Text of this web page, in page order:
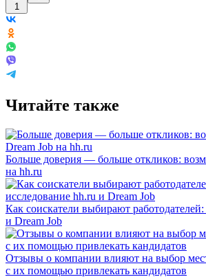
1
Читайте также
Больше доверия — больше откликов:
на hh.ru
Как соискатели выбирают
и Dream Job
Отзывы о компании влияют на выбор
с их помощью привлекать кандидатов